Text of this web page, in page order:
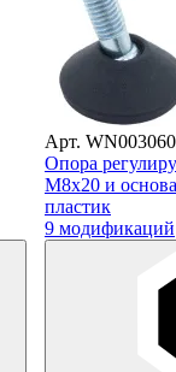
Арт.
Опора
М8х20 и
пластик
9 модификаций